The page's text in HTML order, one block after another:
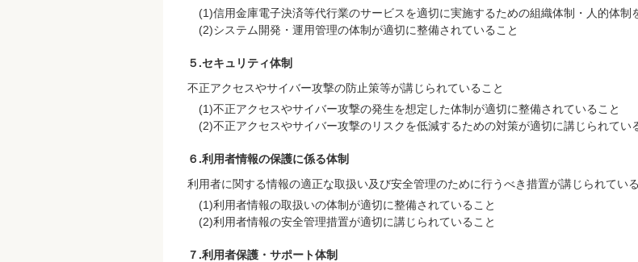
信用金庫電子決済等代行業のサービスを適切に実施するための組織体制・人的体制
システム開発・運用管理の体制が適切に整備されていること
５.セキュリティ体制
不正アクセスやサイバー攻撃の防止策等が講じられていること
不正アクセスやサイバー攻撃の発生を想定した体制が適切に整備されていること
不正アクセスやサイバー攻撃のリスクを低減するための対策が適切に講じられてい
６.利用者情報の保護に係る体制
利用者に関する情報の適正な取扱い及び安全管理のために行うべき措置が講じられてい
利用者情報の取扱いの体制が適切に整備されていること
利用者情報の安全管理措置が適切に講じられていること
７.利用者保護・サポート体制